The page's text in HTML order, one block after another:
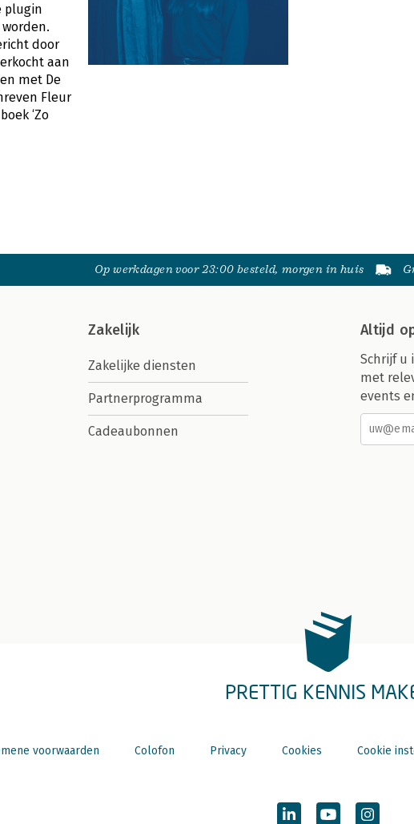
plugin
door
aan
met De
Fleur
‘Zo
Op werkdagen voor 23:00 besteld, morgen in huis
Zakelijk
Zakelijke diensten
Partnerprogramma
Cadeaubonnen
Altijd
Schrijf u
met
events
PRETTIG KENNIS
voorwaarden Colofon Privacy Cookies Cookie